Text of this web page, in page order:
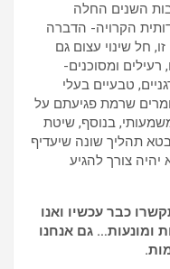
השנים החלה
הקרויה- הדברה
חל שינוי עצום גם
ומסוכנים-
טבעיים בעלי
שרמת פגיעתם על
בנוסף, שיטת
תהליך שונה שיעדיף
יהיה צורך להגיע
כבר עכשיו ואנו
ומונעות… גם אנחנו
.